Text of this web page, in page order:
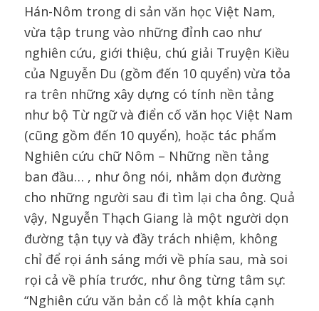
Hán-Nôm trong di sản văn học Việt Nam,
vừa tập trung vào những đỉnh cao như
nghiên cứu, giới thiệu, chú giải Truyện Kiều
của Nguyễn Du (gồm đến 10 quyển) vừa tỏa
ra trên những xây dựng có tính nền tảng
như bộ Từ ngữ và điển cố văn học Việt Nam
(cũng gồm đến 10 quyển), hoặc tác phẩm
Nghiên cứu chữ Nôm – Những nền tảng
ban đầu… , như ông nói, nhằm dọn đường
cho những người sau đi tìm lại cha ông. Quả
vậy, Nguyễn Thạch Giang là một người dọn
đường tận tụy và đầy trách nhiệm, không
chỉ để rọi ánh sáng mới về phía sau, mà soi
rọi cả về phía trước, như ông từng tâm sự:
“Nghiên cứu văn bản cổ là một khía cạnh